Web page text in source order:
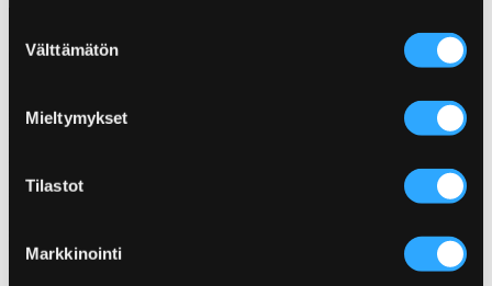
valinta
Välttämätön
Mieltymykset
Tilastot
Markkinointi